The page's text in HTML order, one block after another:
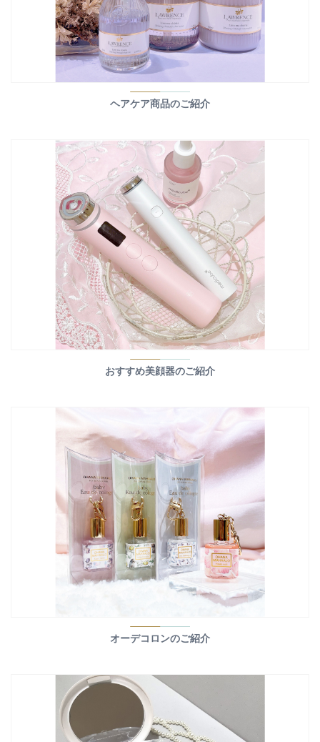
ヘアケア商品のご紹介
おすすめ美顔器のご紹介
オーデコロンのご紹介